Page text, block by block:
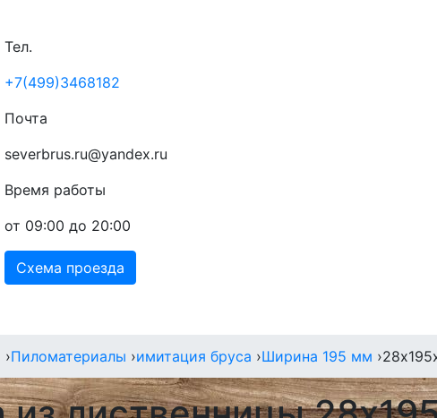
Тел.
+7(499)3468182
Почта
severbrus.ru@yandex.ru
Время работы
от 09:00 до 20:00
Схема проезда
›Пиломатериалы ›имитация бруса ›Ширина 195 мм ›